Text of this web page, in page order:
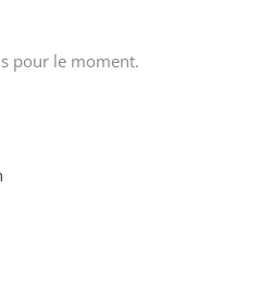
pour le moment.